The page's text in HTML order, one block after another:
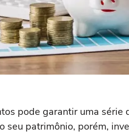
pode garantir uma série
seu patrimônio, porém,